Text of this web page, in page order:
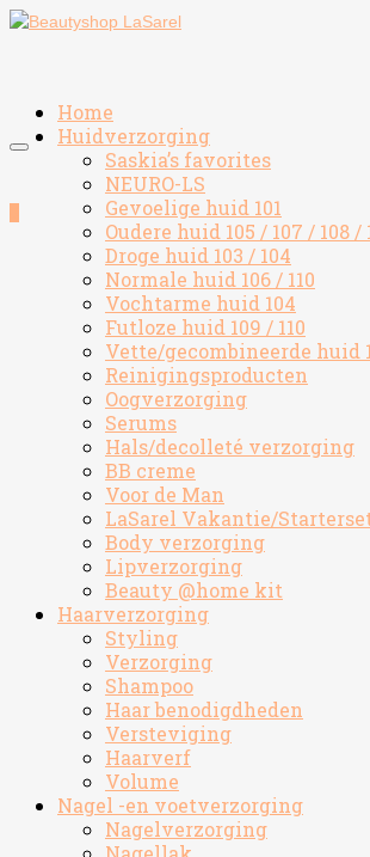
Home
Huidverzorging
Saskia’s favorites
NEURO-LS
Gevoelige huid 101
Oudere huid 105 / 107 / 108 /
Droge huid 103 / 104
Normale huid 106 / 110
Vochtarme huid 104
Futloze huid 109 / 110
Vette/gecombineerde huid
Reinigingsproducten
Oogverzorging
Serums
Hals/decolleté verzorging
BB creme
Voor de Man
LaSarel Vakantie/
Body verzorging
Lipverzorging
Beauty @home kit
Haarverzorging
Styling
Verzorging
Shampoo
Haar benodigdheden
Versteviging
Haarverf
Volume
Nagel -en voetverzorging
Nagelverzorging